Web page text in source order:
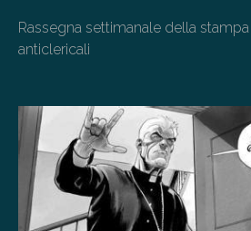
Rassegna settimanale della
anticlericali